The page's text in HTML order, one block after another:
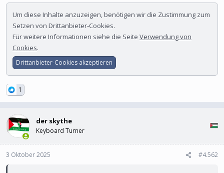
Um diese Inhalte anzuzeigen, benötigen wir die Zustimmung zum
Setzen von Drittanbieter-Cookies.
Für weitere Informationen siehe die Seite Verwendung von
Cookies.
Drittanbieter-Cookies akzeptieren
1
der skythe
Keyboard Turner
3 Oktober 2025 #4.562